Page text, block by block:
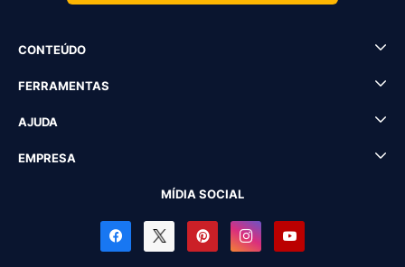
CONTEÚDO
FERRAMENTAS
AJUDA
EMPRESA
MÍDIA SOCIAL